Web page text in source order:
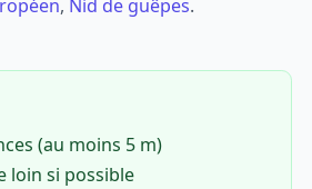
, Nid de guêpes.
(au moins 5 m)
loin si possible